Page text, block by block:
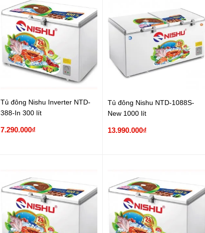
Tủ đông Nishu Inverter NTD-
388-In 300 lít
7.290.000₫
Tủ đông Nishu NTD-1088S-
New 1000 lít
13.990.000₫